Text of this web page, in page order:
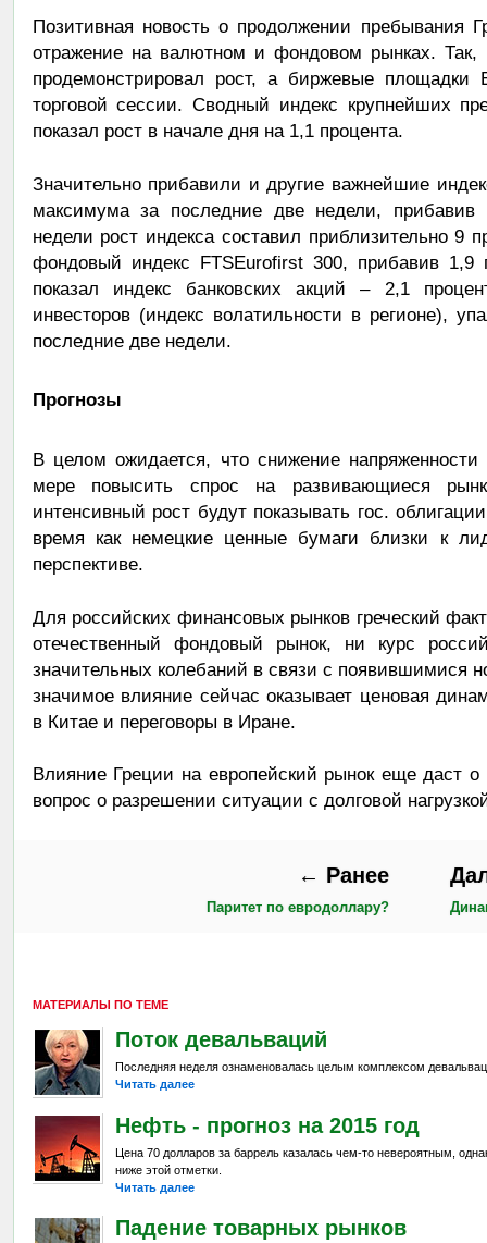
Позитивная новость о продолжении пребывания
отражение на валютном и фондовом рынках. Так,
продемонстрировал рост, а биржевые
торговой сессии. Сводный индекс крупнейших
показал рост в начале дня на 1,1 процента.
Значительно прибавили и другие важнейшие
максимума за последние две недели,
недели рост индекса составил приблизительно 9
фондовый индекс FTSEurofirst 300, прибавив
показал индекс банковских акций – 2,1
инвесторов (индекс волатильности в регионе),
последние две недели.
Прогнозы
В целом ожидается, что снижение
мере повысить спрос на развивающиеся
интенсивный рост будут показывать гос.
время как немецкие ценные бумаги близки к
перспективе.
Для российских финансовых рынков греческий
отечественный фондовый рынок, ни курс
значительных колебаний в связи с появившимися
значимое влияние сейчас оказывает ценовая
в Китае и переговоры в Иране.
Влияние Греции на европейский рынок еще даст о
вопрос о разрешении ситуации с долговой
← Ранее
Паритет по евродоллару?
МАТЕРИАЛЫ ПО ТЕМЕ
Поток девальваций
Последняя неделя ознаменовалась целым комплексом
Читать далее
Нефть - прогноз на 2015 год
Цена 70 долларов за баррель казалась чем-то невероятным,
ниже этой отметки.
Читать далее
Падение товарных рынков